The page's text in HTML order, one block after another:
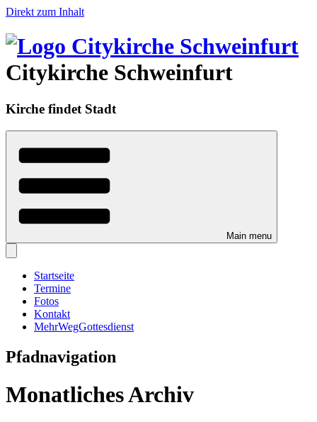
Direkt zum Inhalt
Citykirche Schweinfurt
Kirche findet Stadt
Main menu
Startseite
Termine
Fotos
Kontakt
MehrWegGottesdienst
Pfadnavigation
Monatliches Archiv